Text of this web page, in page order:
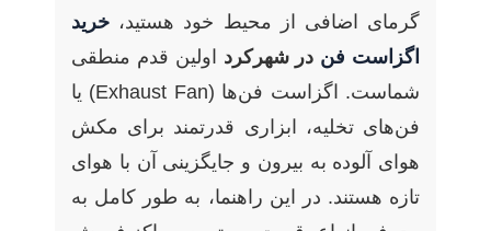
گرمای اضافی از محیط خود هستید، خرید
اگزاست فن در شهرکرد اولین قدم منطقی
شماست. اگزاست فن‌ها (Exhaust Fan) یا
فن‌های تخلیه، ابزاری قدرتمند برای مکش
هوای آلوده به بیرون و جایگزینی آن با هوای
تازه هستند. در این راهنما، به طور کامل به